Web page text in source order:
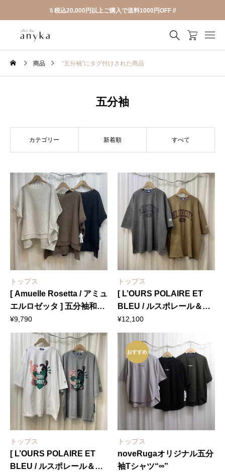
\\ 税込20,000円以上ご購入で送料1000円OFF //
商品 “五分袖”にタグ付けされた商品
五分袖
カテゴリー 新着順 すべて
トップス
[ Amuelle Rosetta / アミュ
エルロゼッタ ] 五分袖和紙
ホールガーメントニットプ
ルオーバー
¥9,790
トップス
[ L’OURS POLAIRE ET
BLEU / ルスポレール＆ブ
リュ ] 五分袖Tシャツ
¥12,100
トップス
[ L’OURS POLAIRE ET
BLEU / ルスポレール＆ブ
トップス
noveRugaオリジナル五分
袖Tシャツ“∞”
おすすめ